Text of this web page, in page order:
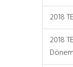
2018
2018